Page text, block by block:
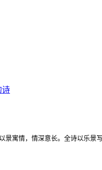
诗
寓情，情深意长。全诗以乐景